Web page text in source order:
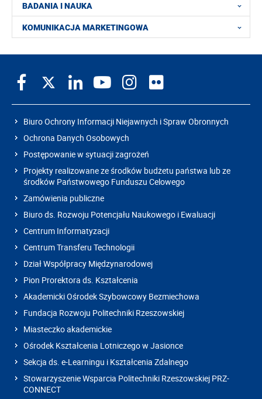
BADANIA I NAUKA
KOMUNIKACJA MARKETINGOWA
Biuro Ochrony Informacji Niejawnych i Spraw Obronnych
Ochrona Danych Osobowych
Postępowanie w sytuacji zagrożeń
Projekty realizowane ze środków budżetu państwa lub ze
środków Państwowego Funduszu Celowego
Zamówienia publiczne
Biuro ds. Rozwoju Potencjału Naukowego i Ewaluacji
Centrum Informatyzacji
Centrum Transferu Technologii
Dział Współpracy Międzynarodowej
Pion Prorektora ds. Kształcenia
Akademicki Ośrodek Szybowcowy Bezmiechowa
Fundacja Rozwoju Politechniki Rzeszowskiej
Miasteczko akademickie
Ośrodek Kształcenia Lotniczego w Jasionce
Sekcja ds. e-Learningu i Kształcenia Zdalnego
Stowarzyszenie Wsparcia Politechniki Rzeszowskiej PRZ-
CONNECT